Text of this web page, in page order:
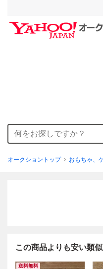
オークショントップ おもちゃ、
この商品よりも安い類
送料無料